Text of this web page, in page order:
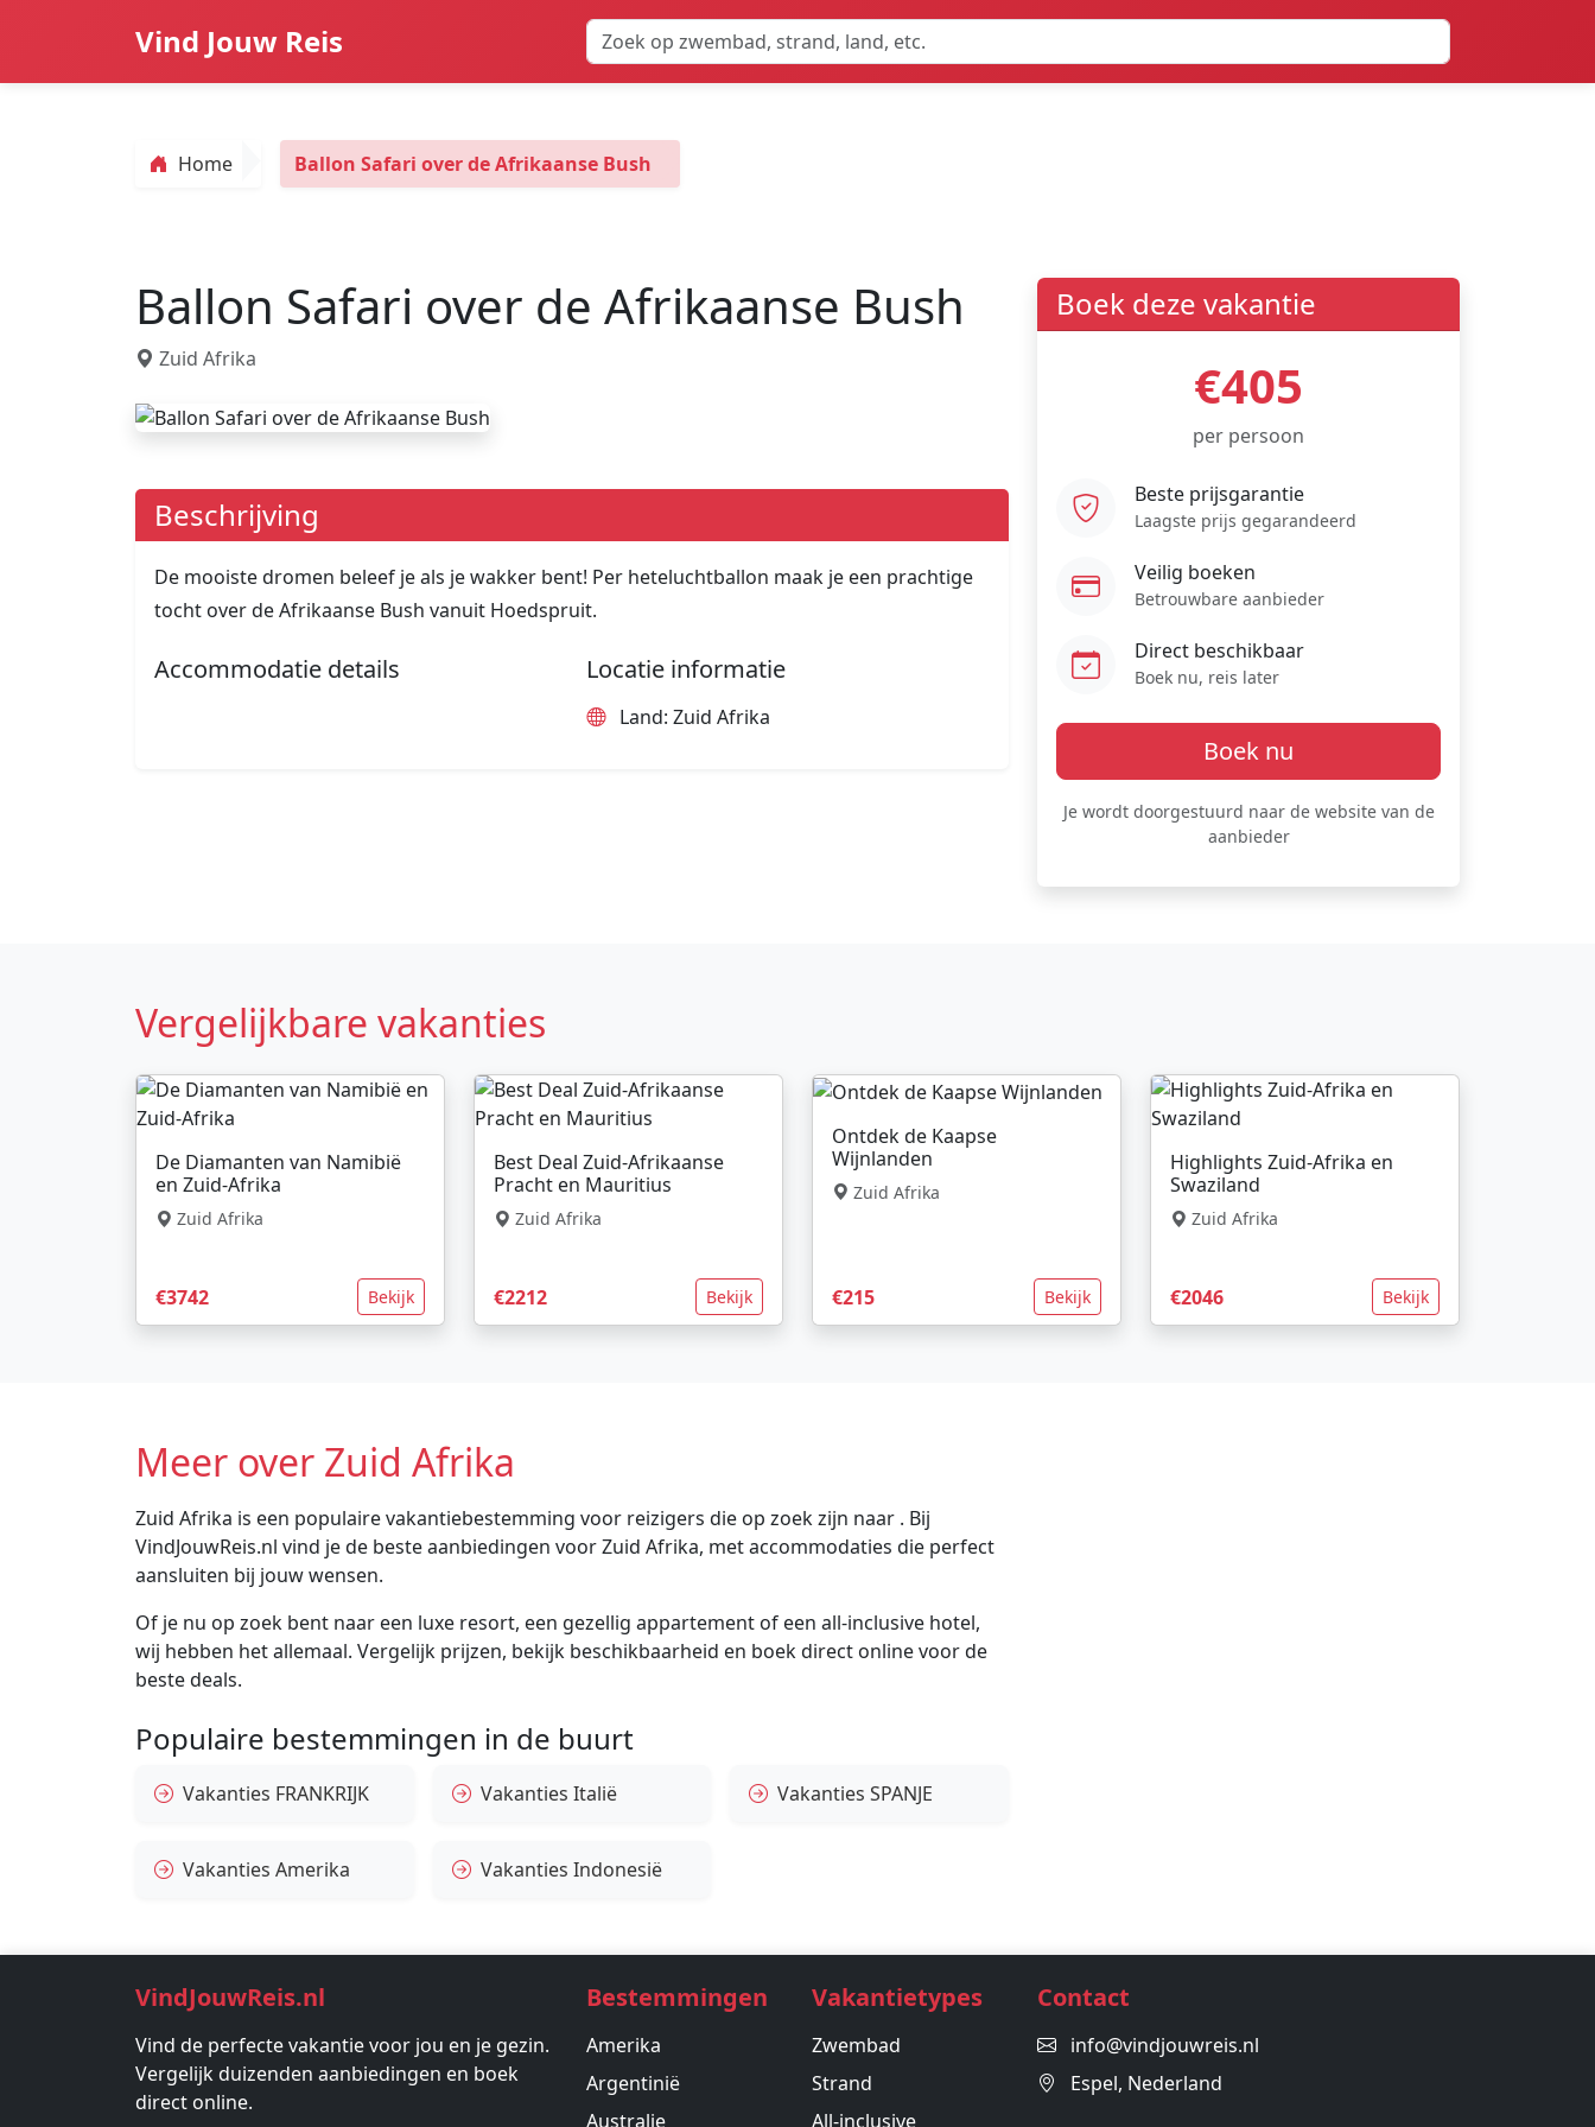
Vind Jouw Reis
Home Ballon Safari over de Afrikaanse Bush
Ballon Safari over de Afrikaanse Bush
Zuid Afrika
Beschrijving
De mooiste dromen beleef je als je wakker bent! Per heteluchtballon maak je een prachtige
tocht over de Afrikaanse Bush vanuit Hoedspruit.
Accommodatie details Locatie informatie
Land: Zuid Afrika
Boek deze vakantie
€405
per persoon
Beste prijsgarantie
Laagste prijs gegarandeerd
Veilig boeken
Betrouwbare aanbieder
Direct beschikbaar
Boek nu, reis later
Boek nu
Je wordt doorgestuurd naar de website van de
aanbieder
Vergelijkbare vakanties
De Diamanten van Namibië
en Zuid-Afrika
Zuid Afrika
€3742 Bekijk
Best Deal Zuid-Afrikaanse
Pracht en Mauritius
Zuid Afrika
€2212 Bekijk
Ontdek de Kaapse
Wijnlanden
Zuid Afrika
€215 Bekijk
Highlights Zuid-Afrika en
Swaziland
Zuid Afrika
€2046 Bekijk
Meer over Zuid Afrika
Zuid Afrika is een populaire vakantiebestemming voor reizigers die op zoek zijn naar . Bij
VindJouwReis.nl vind je de beste aanbiedingen voor Zuid Afrika, met accommodaties die perfect
aansluiten bij jouw wensen.
Of je nu op zoek bent naar een luxe resort, een gezellig appartement of een all-inclusive hotel,
wij hebben het allemaal. Vergelijk prijzen, bekijk beschikbaarheid en boek direct online voor de
beste deals.
Populaire bestemmingen in de buurt
Vakanties FRANKRIJK Vakanties Italië Vakanties SPANJE
Vakanties Amerika Vakanties Indonesië
VindJouwReis.nl
Vind de perfecte vakantie voor jou en je gezin.
Vergelijk duizenden aanbiedingen en boek
direct online.
Bestemmingen
Amerika
Argentinië
Australie
Vakantietypes
Zwembad
Strand
All-inclusive
Contact
info@vindjouwreis.nl
Espel, Nederland